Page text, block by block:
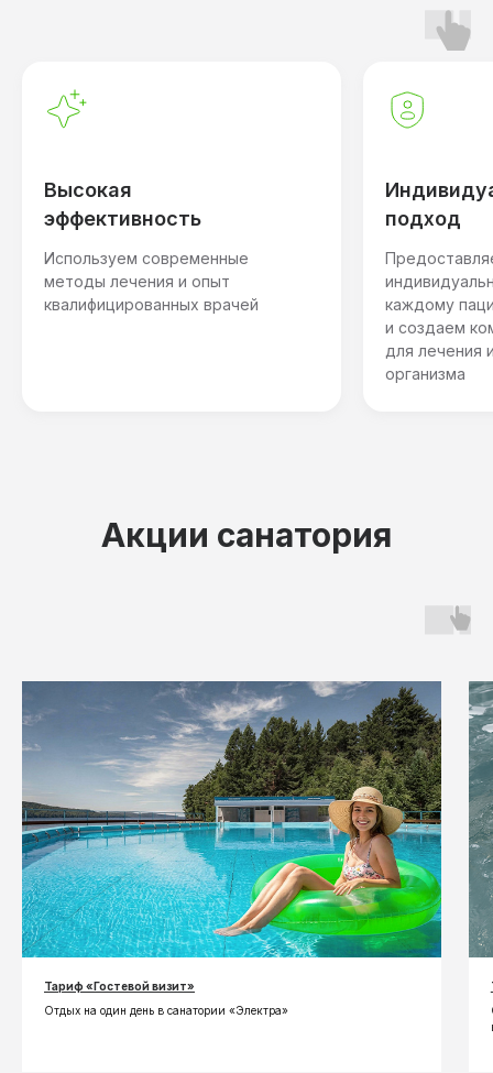
Высокая
эффективность
Используем современные
методы лечения и опыт
квалифицированных врачей
подход
каждому
и создаем
для лечения
организма
Акции санатория
Тариф «Гостевой визит»
Отдых на один день в санатории «Электра»